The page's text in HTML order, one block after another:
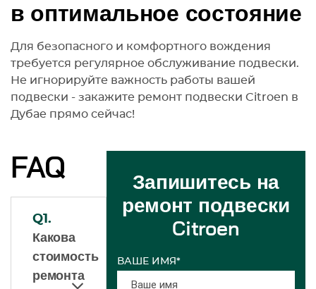
в оптимальное состояние
Для безопасного и комфортного вождения
требуется регулярное обслуживание подвески.
Не игнорируйте важность работы вашей
подвески - закажите ремонт подвески Citroen в
Дубае прямо сейчас!
FAQ
Q1.
Какова
стоимость
ремонта
Запишитесь на
ремонт подвески
Citroen
ВАШЕ ИМЯ*